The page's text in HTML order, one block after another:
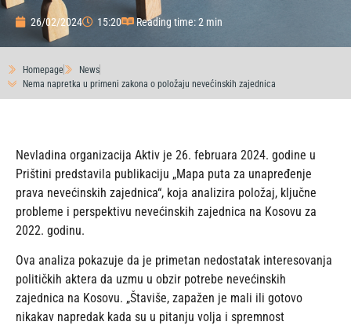
26/02/2024 15:20 Reading time: 2 min
Homepage
News
Nema napretka u primeni zakona o položaju nevećinskih zajednica
Nevladina organizacija Aktiv je 26. februara 2024. godine u
Prištini predstavila publikaciju „Mapa puta za unapređenje
prava nevećinskih zajednica“, koja analizira položaj, ključne
probleme i perspektivu nevećinskih zajednica na Kosovu za
2022. godinu.
Ova analiza pokazuje da je primetan nedostatak interesovanja
političkih aktera da uzmu u obzir potrebe nevećinskih
zajednica na Kosovu. „Štaviše, zapažen je mali ili gotovo
nikakav napredak kada su u pitanju volja i spremnost